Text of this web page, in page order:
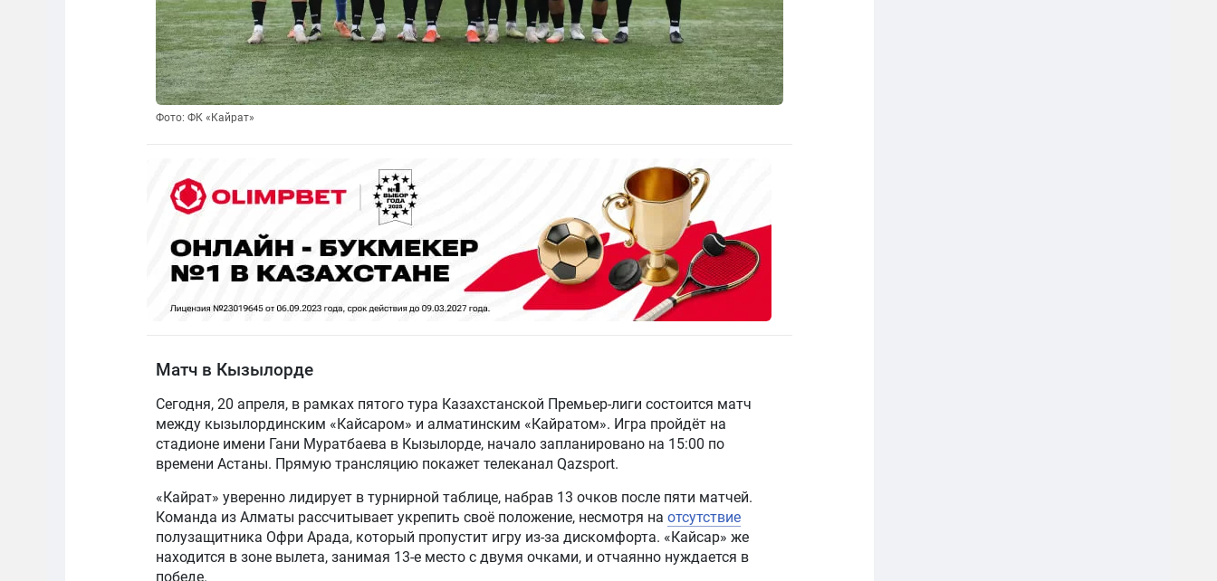
Фото: ФК «Кайрат»
Матч в Кызылорде
Сегодня, 20 апреля, в рамках пятого тура Казахстанской Премьер-лиги состоится матч
между кызылординским «Кайсаром» и алматинским «Кайратом». Игра пройдёт на
стадионе имени Гани Муратбаева в Кызылорде, начало запланировано на 15:00 по
времени Астаны. Прямую трансляцию покажет телеканал Qazsport.
«Кайрат» уверенно лидирует в турнирной таблице, набрав 13 очков после пяти матчей.
Команда из Алматы рассчитывает укрепить своё положение, несмотря на отсутствие
полузащитника Офри Арада, который пропустит игру из-за дискомфорта. «Кайсар» же
находится в зоне вылета, занимая 13-е место с двумя очками, и отчаянно нуждается в
победе.